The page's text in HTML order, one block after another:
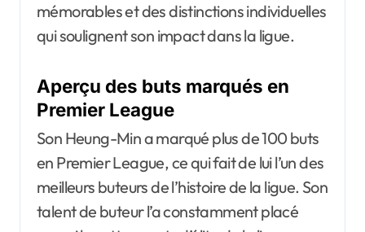
mémorables et des distinctions individuelles
qui soulignent son impact dans la ligue.
Aperçu des buts marqués en
Premier League
Son Heung-Min a marqué plus de 100 buts
en Premier League, ce qui fait de lui l’un des
meilleurs buteurs de l’histoire de la ligue. Son
talent de buteur l’a constamment placé